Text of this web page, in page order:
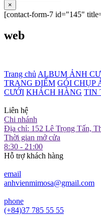
×
[contact-form-7 id="145"
web
Trang chủ ALBUM ẢNH
TRANG ĐIỂM GÓI CHỤP
CƯỚI KHÁCH HÀNG TIN
Liên hệ
Chi nhánh
Địa chỉ: 152 Lê Trọng Tấn,
Thời gian mở cửa
8:30 - 21:00
Hỗ trợ khách hàng
email
anhvienmimosa@gmail.com
phone
(+84)37 785 55 55